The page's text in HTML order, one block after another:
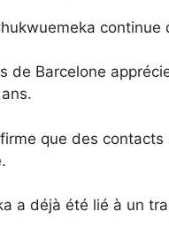
continue
de Barcelone
que des
a déjà été lié à un